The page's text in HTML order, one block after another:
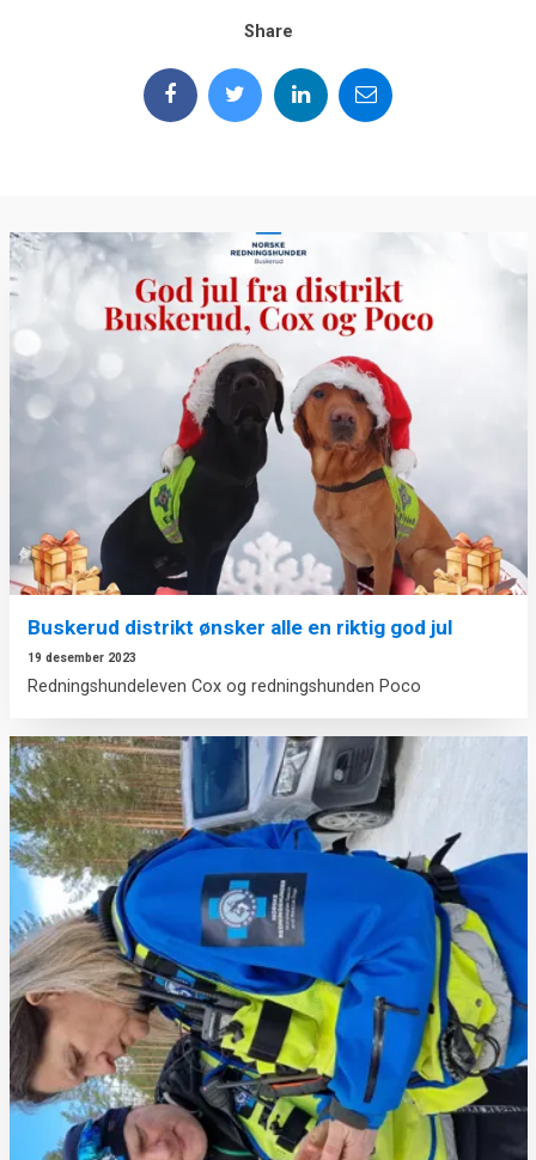
Share
Buskerud distrikt ønsker alle en riktig god jul
19 desember 2023
Redningshundeleven Cox og redningshunden Poco